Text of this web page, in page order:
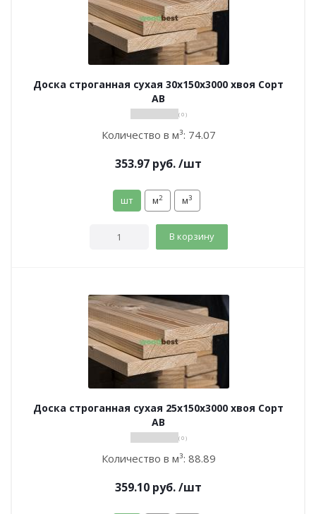
Доска строганная сухая 30х150х3000 хвоя Сорт
АВ
( 0 )
Количество в м³: 74.07
353.97 руб./шт
шт м2 м3
В корзину
Доска строганная сухая 25х150х3000 хвоя Сорт
АВ
( 0 )
Количество в м³: 88.89
359.10 руб./шт